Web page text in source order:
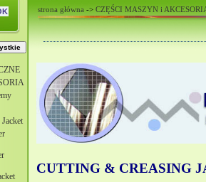
strona główna -> CZĘŚCI MASZYN i
CUTTING & CREASING